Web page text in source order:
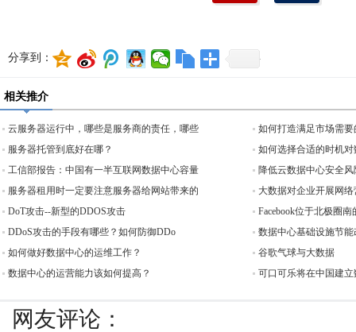
分享到：
相关推介
云服务器运行中，哪些是服务商的责任，哪些
服务器托管到底好在哪？
工信部报告：中国有一半互联网数据中心容量
服务器租用时一定要注意服务器给网站带来的
DoT攻击--新型的DDOS攻击
DDoS攻击的手段有哪些？如何防御DDo
如何做好数据中心的运维工作？
数据中心的运营能力该如何提高？
如何打造满足市场需
如何选择合适的时机
降低云数据中心安全
大数据对企业开展网
Facebook位于北极圈
数据中心基础设施节
谷歌气球与大数据
可口可乐将在中国建立
网友评论：